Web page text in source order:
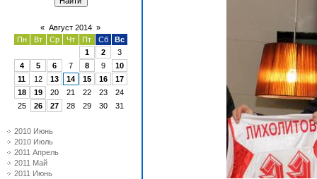
« Август 2014 »
Пн
Вт Ср Чт Пт Сб
Вс
1
2
3
4
5 6 7 8 9
10
11
12 13 14 15 16
17
18
19 20 21 22 23
24
25
26 27 28 29 30 31
2010 Июнь
2010 Июль
2011 Апрель
2011 Май
2011 Июнь